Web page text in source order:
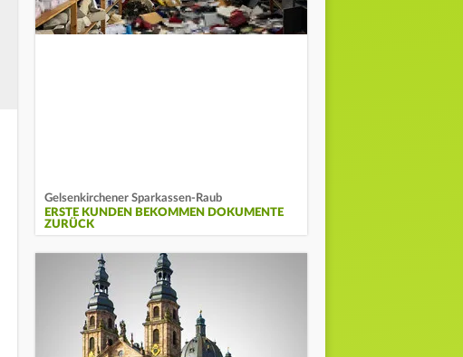
Gelsenkirchener Sparkassen-Raub
ERSTE KUNDEN BEKOMMEN DOKUMENTE
ZURÜCK